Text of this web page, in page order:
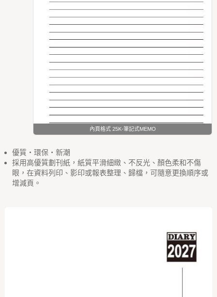
內頁格式 25K-筆記式MEMO
優質‧環保‧新潮
採用高優質劃刊紙，紙質平滑細緻、不反光、顏色柔和不傷
眼，在資料列印、影印或報表整理、歸檔，可隨意更換順序或
增減頁。